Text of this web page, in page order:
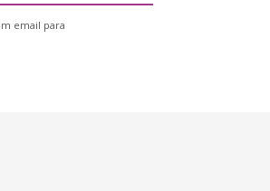
email para